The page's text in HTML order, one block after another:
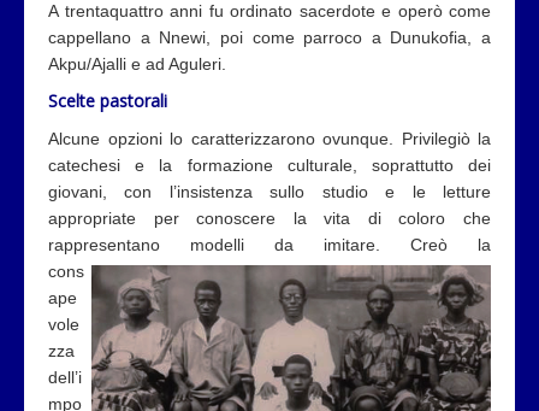
A trentaquattro anni fu ordinato sacerdote e operò come
cappellano a Nnewi, poi come parroco a Dunukofia, a
Akpu/Ajalli e ad Aguleri.
Scelte pastorali
Alcune opzioni lo caratterizzarono ovunque. Privilegiò la
catechesi e la formazione culturale, soprattutto dei
giovani, con l’insistenza sullo studio e le letture
appropriate per conoscere la vita di coloro che
rappresentano modelli da imitare. Creò la
cons
ape
vole
zza
dell’i
mpo